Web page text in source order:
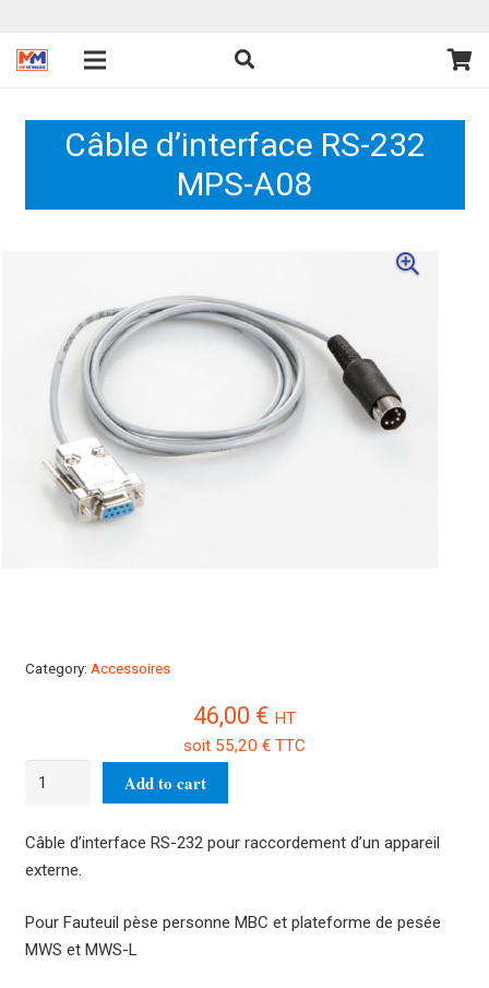
Câble d’interface RS-232
MPS-A08
Category: Accessoires
46,00 € HT
soit 55,20 € TTC
Câble
232
MPS-
Add to cart
Câble d’interface RS-232 pour raccordement d’un appareil
externe.
Pour Fauteuil pèse personne MBC et plateforme de pesée
MWS et MWS-L